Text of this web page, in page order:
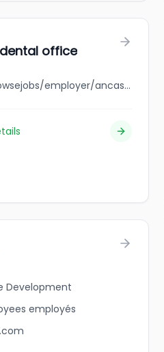
office
jobbank.gc.ca/browsejobs/employer/ancaster+dental+office/ca
Development
employés